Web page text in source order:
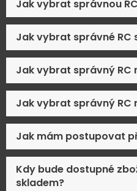
Jak vybrat správnou
Jak vybrat správné RC
Jak vybrat správný RC
Jak vybrat správný RC
Jak mám postupovat
Kdy bude dostupné
skladem?